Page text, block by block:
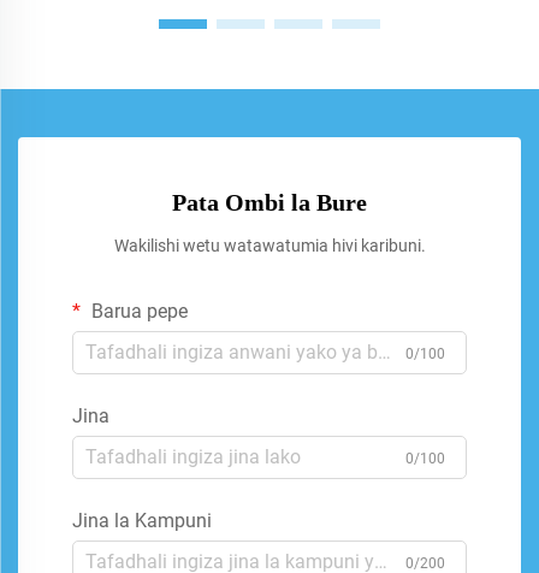
Pata Ombi la Bure
Wakilishi wetu watawatumia hivi karibuni.
Barua pepe
0/100
Jina
0/100
Jina la Kampuni
0/200